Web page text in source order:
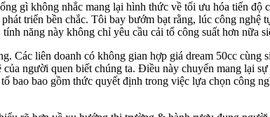
gì không nhắc mang lại hình thức về tối ưu hóa tiến
triển bền chắc. Tôi bay bướm bạt rằng, lúc công nghệ
năng này không chỉ yêu cầu cải tổ công suất hơn nữa
Các liên doanh có không gian hợp giá dream 50cc cùng
người quen biết chúng ta. Điều này chuyển mang lại
bao bao gồm thức quyết định trong việc lựa chọn công